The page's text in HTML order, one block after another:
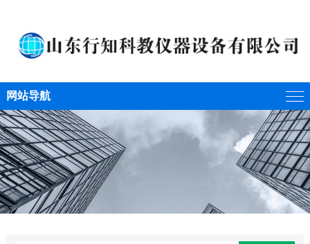
网站导航